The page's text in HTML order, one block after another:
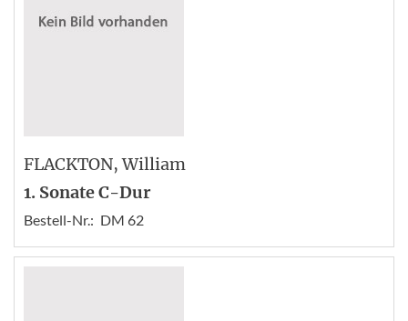
FLACKTON, William
1. Sonate C-Dur
Bestell-Nr.: DM 62